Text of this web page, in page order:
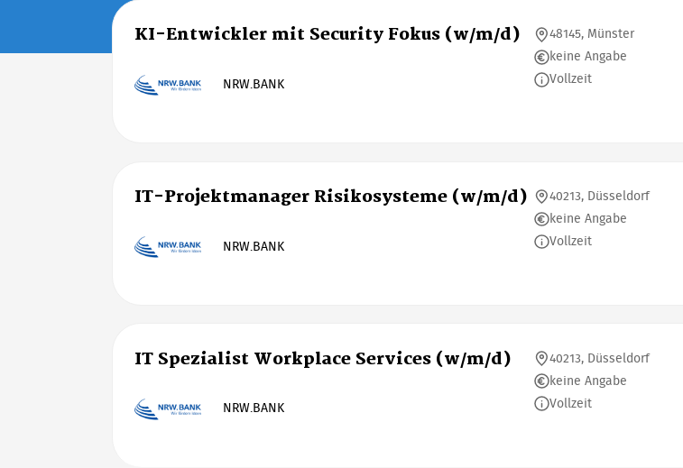
KI-Entwickler mit Security Fokus (w/m/d)
NRW.BANK
48145, Münster
keine Angabe
Vollzeit
IT-Projektmanager Risikosysteme (w/m/d)
NRW.BANK
40213, Düsseldorf
keine Angabe
Vollzeit
IT Spezialist Workplace Services (w/m/d)
NRW.BANK
40213, Düsseldorf
keine Angabe
Vollzeit